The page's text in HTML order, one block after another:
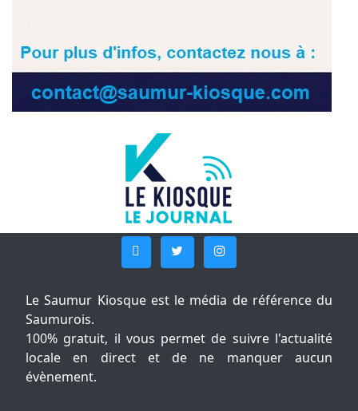
Le Saumur Kiosque est le média de référence du
Saumurois.
100% gratuit, il vous permet de suivre l'actualité
locale en direct et de ne manquer aucun
évènement.